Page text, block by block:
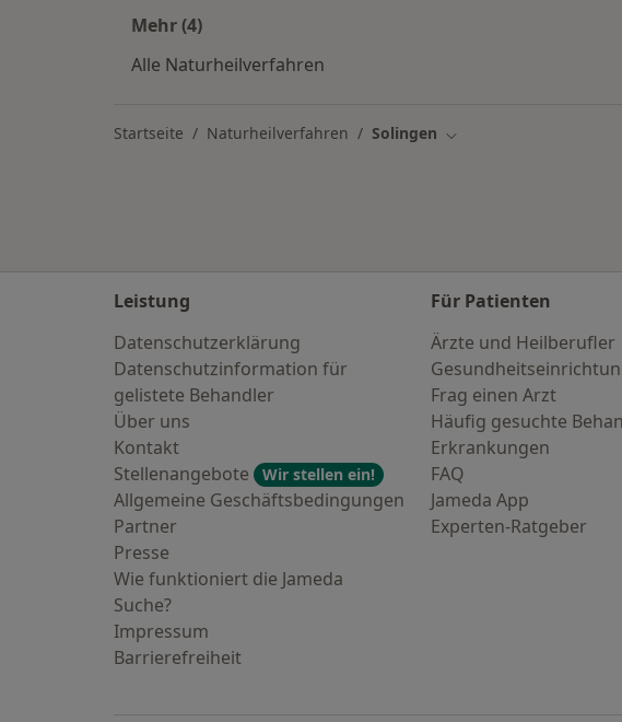
Mehr (4)
Alle Naturheilverfahren
Startseite Naturheilverfahren Solingen Stadt ändern
Leistung
Datenschutzerklärung
Datenschutzinformation für
gelistete Behandler
Über uns
Kontakt
Stellenangebote
Wir stellen ein!
Allgemeine Geschäftsbedingungen
Partner
Presse
Wie funktioniert die Jameda
Suche?
Impressum
Barrierefreiheit
Für Patienten
Ärzte und Heilberufler
Frag einen Arzt
Häufig gesuchte
Erkrankungen
FAQ
Jameda App
Experten-Ratgeber